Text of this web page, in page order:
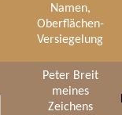
Namen,
Oberflächen-
Versiegelung
Peter Breit
meines
Zeichens